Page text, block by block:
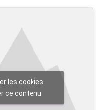
les cookies
ce contenu